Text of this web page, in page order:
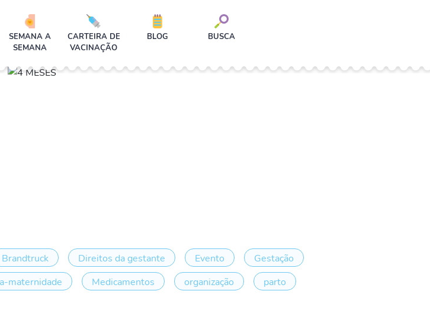
SEMANA A
SEMANA
CARTEIRA DE
VACINAÇÃO
BLOG BUSCA
Brandtruck Direitos da gestante Evento
Gestação
maternidade Medicamentos organização
parto